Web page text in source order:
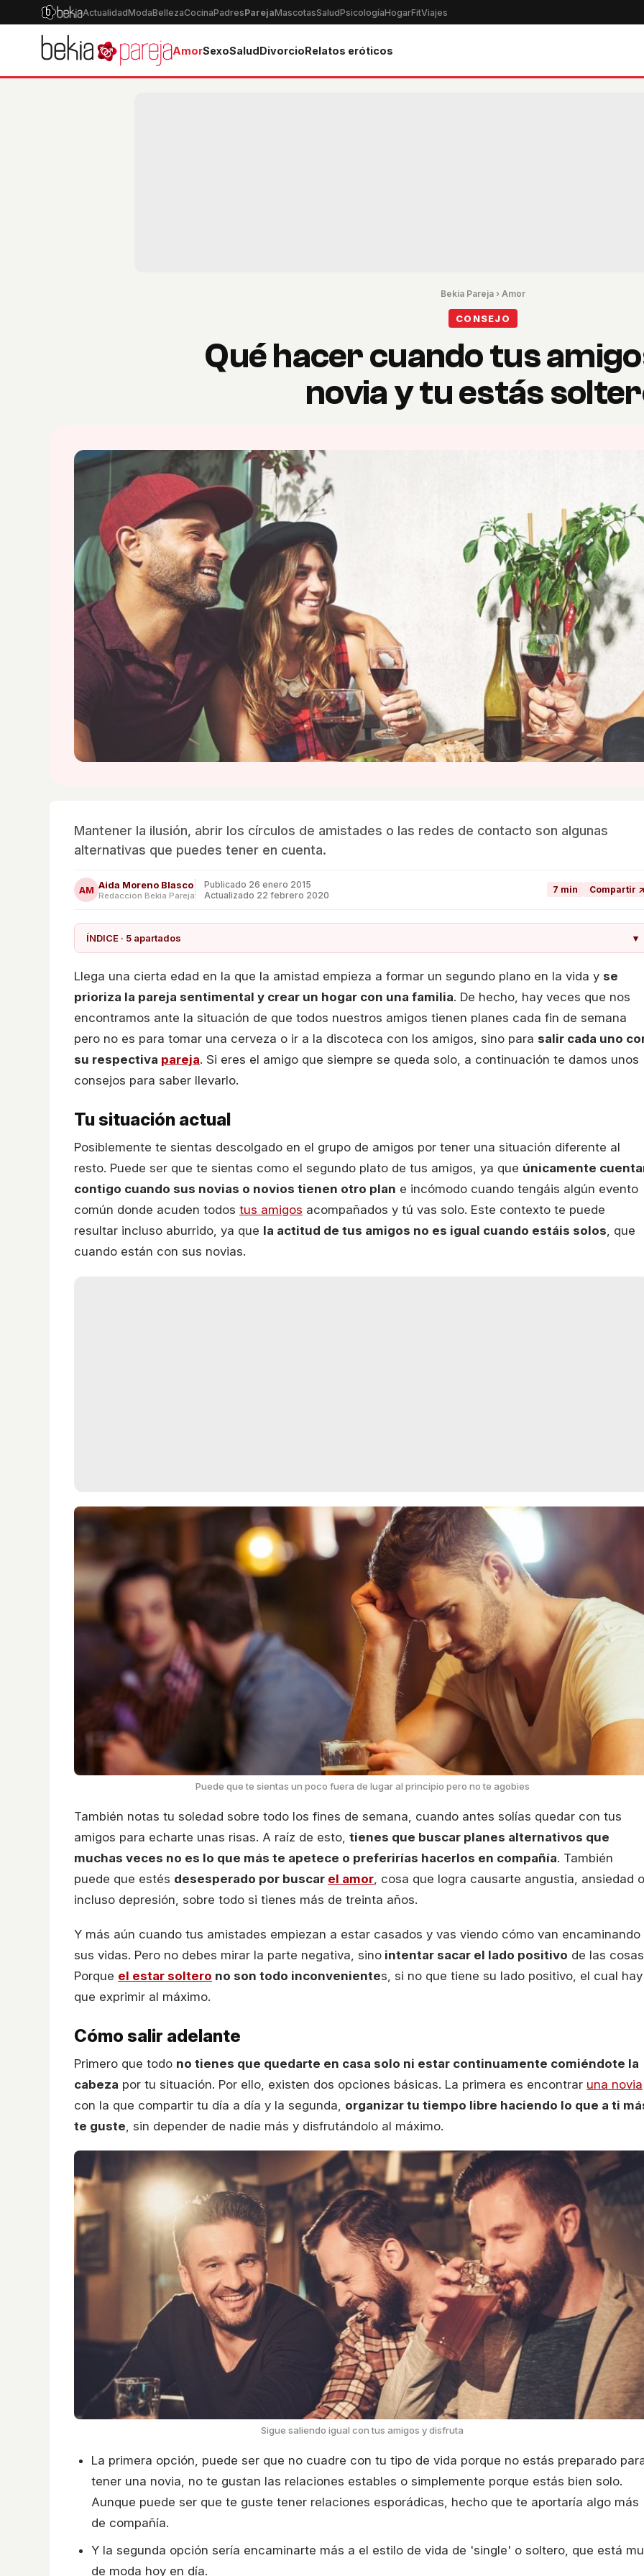
ActualidadModaBellezaCocinaPadresParejaMascotasSaludPsicologíaHogarFitViajes
AmorSexoSaludDivorcioRelatos eróticos
Bekia Pareja › Amor
CONSEJO
Qué hacer cuando tus
novia y tu estás
Mantener la ilusión, abrir los círculos de amistades o las redes de contacto son algunas
alternativas que puedes tener en cuenta.
AM Aida Moreno Blasco
Redacción Bekia Pareja
Publicado 26 enero 2015
Actualizado 22 febrero 2020
7 min Compartir ↗
ÍNDICE · 5 apartados ▾
Llega una cierta edad en la que la amistad empieza a formar un segundo plano en la vida y se
prioriza la pareja sentimental y crear un hogar con una familia. De hecho, hay veces que nos
encontramos ante la situación de que todos nuestros amigos tienen planes cada fin de semana
pero no es para tomar una cerveza o ir a la discoteca con los amigos, sino para salir cada uno
su respectiva pareja. Si eres el amigo que siempre se queda solo, a continuación te damos unos
consejos para saber llevarlo.
Tu situación actual
Posiblemente te sientas descolgado en el grupo de amigos por tener una situación diferente al
resto. Puede ser que te sientas como el segundo plato de tus amigos, ya que únicamente
contigo cuando sus novias o novios tienen otro plan e incómodo cuando tengáis algún evento
común donde acuden todos tus amigos acompañados y tú vas solo. Este contexto te puede
resultar incluso aburrido, ya que la actitud de tus amigos no es igual cuando estáis solos , que
cuando están con sus novias.
Puede que te sientas un poco fuera de lugar al principio pero no te agobies
También notas tu soledad sobre todo los fines de semana, cuando antes solías quedar con tus
amigos para echarte unas risas. A raíz de esto, tienes que buscar planes alternativos que
muchas veces no es lo que más te apetece o preferirías hacerlos en compañía. También
puede que estés desesperado por buscar el amor , cosa que logra causarte angustia, ansiedad o
incluso depresión, sobre todo si tienes más de treinta años.
Y más aún cuando tus amistades empiezan a estar casados y vas viendo cómo van encaminando
sus vidas. Pero no debes mirar la parte negativa, sino intentar sacar el lado positivo de las
Porque el estar soltero no son todo inconvenientes, si no que tiene su lado positivo, el cual hay
que exprimir al máximo.
Cómo salir adelante
Primero que todo no tienes que quedarte en casa solo ni estar continuamente comiéndote la
cabeza por tu situación. Por ello, existen dos opciones básicas. La primera es encontrar una novia
con la que compartir tu día a día y la segunda, organizar tu tiempo libre haciendo lo que a ti
te guste , sin depender de nadie más y disfrutándolo al máximo.
Sigue saliendo igual con tus amigos y disfruta
La primera opción, puede ser que no cuadre con tu tipo de vida porque no estás preparado
tener una novia, no te gustan las relaciones estables o simplemente porque estás bien solo.
Aunque puede ser que te guste tener relaciones esporádicas, hecho que te aportaría algo más
de compañía.
Y la segunda opción sería encaminarte más a el estilo de vida de 'single' o soltero, que está
de moda hoy en día.